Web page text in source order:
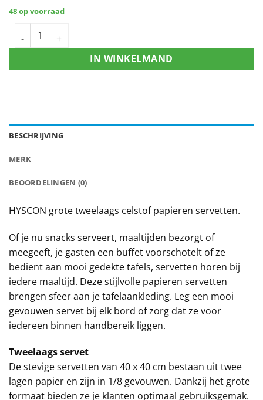
48 op voorraad
IN WINKELMAND
BESCHRIJVING
MERK
BEOORDELINGEN (0)
HYSCON grote tweelaags celstof papieren servetten.
Of je nu snacks serveert, maaltijden bezorgt of
meegeeft, je gasten een buffet voorschotelt of ze
bedient aan mooi gedekte tafels, servetten horen bij
iedere maaltijd. Deze stijlvolle papieren servetten
brengen sfeer aan je tafelaankleding. Leg een mooi
gevouwen servet bij elk bord of zorg dat ze voor
iedereen binnen handbereik liggen.
Tweelaags servet
De stevige servetten van 40 x 40 cm bestaan uit twee
lagen papier en zijn in 1/8 gevouwen. Dankzij het grote
formaat bieden ze je klanten optimaal gebruiksgemak.